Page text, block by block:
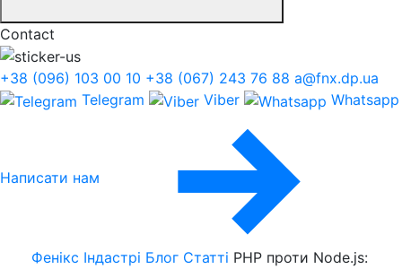
Contact
+38 (096) 103 00 10 +38 (067) 243 76 88 a@fnx.dp.ua
Telegram
Viber Whatsapp
Написати нам
Фенікс Індастрі Блог Статті PHP проти Node.js: